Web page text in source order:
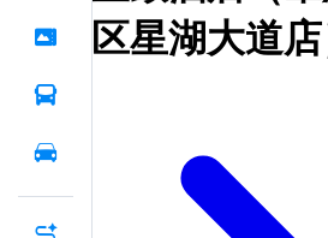
区星湖大道店